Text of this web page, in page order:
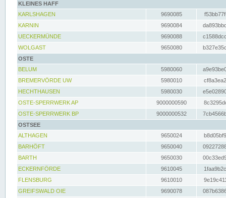
KLEINES HAFF
KARLSHAGEN
9690085
KARNIN
9690084
UECKERMÜNDE
9690088
WOLGAST
9650080
OSTE
BELUM
5980060
BREMERVÖRDE UW
5980010
HECHTHAUSEN
5980030
OSTE-SPERRWERK AP
9000000590
OSTE-SPERRWERK BP
9000000532
OSTSEE
ALTHAGEN
9650024
BARHÖFT
9650040
BARTH
9650030
ECKERNFÖRDE
9610045
FLENSBURG
9610010
GREIFSWALD OIE
9690078